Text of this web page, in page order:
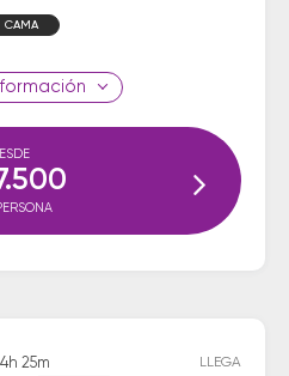
CAMA
25m LLEGA